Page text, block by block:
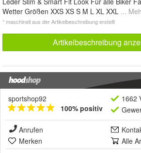
Wetter Größen XXS XS S M L XL XXL ...
* maschinell aus der Artikelbeschreibung erstellt
Artikelbeschreibung
sportshop92
100% positiv
1662
Anrufen
Merken
Alle